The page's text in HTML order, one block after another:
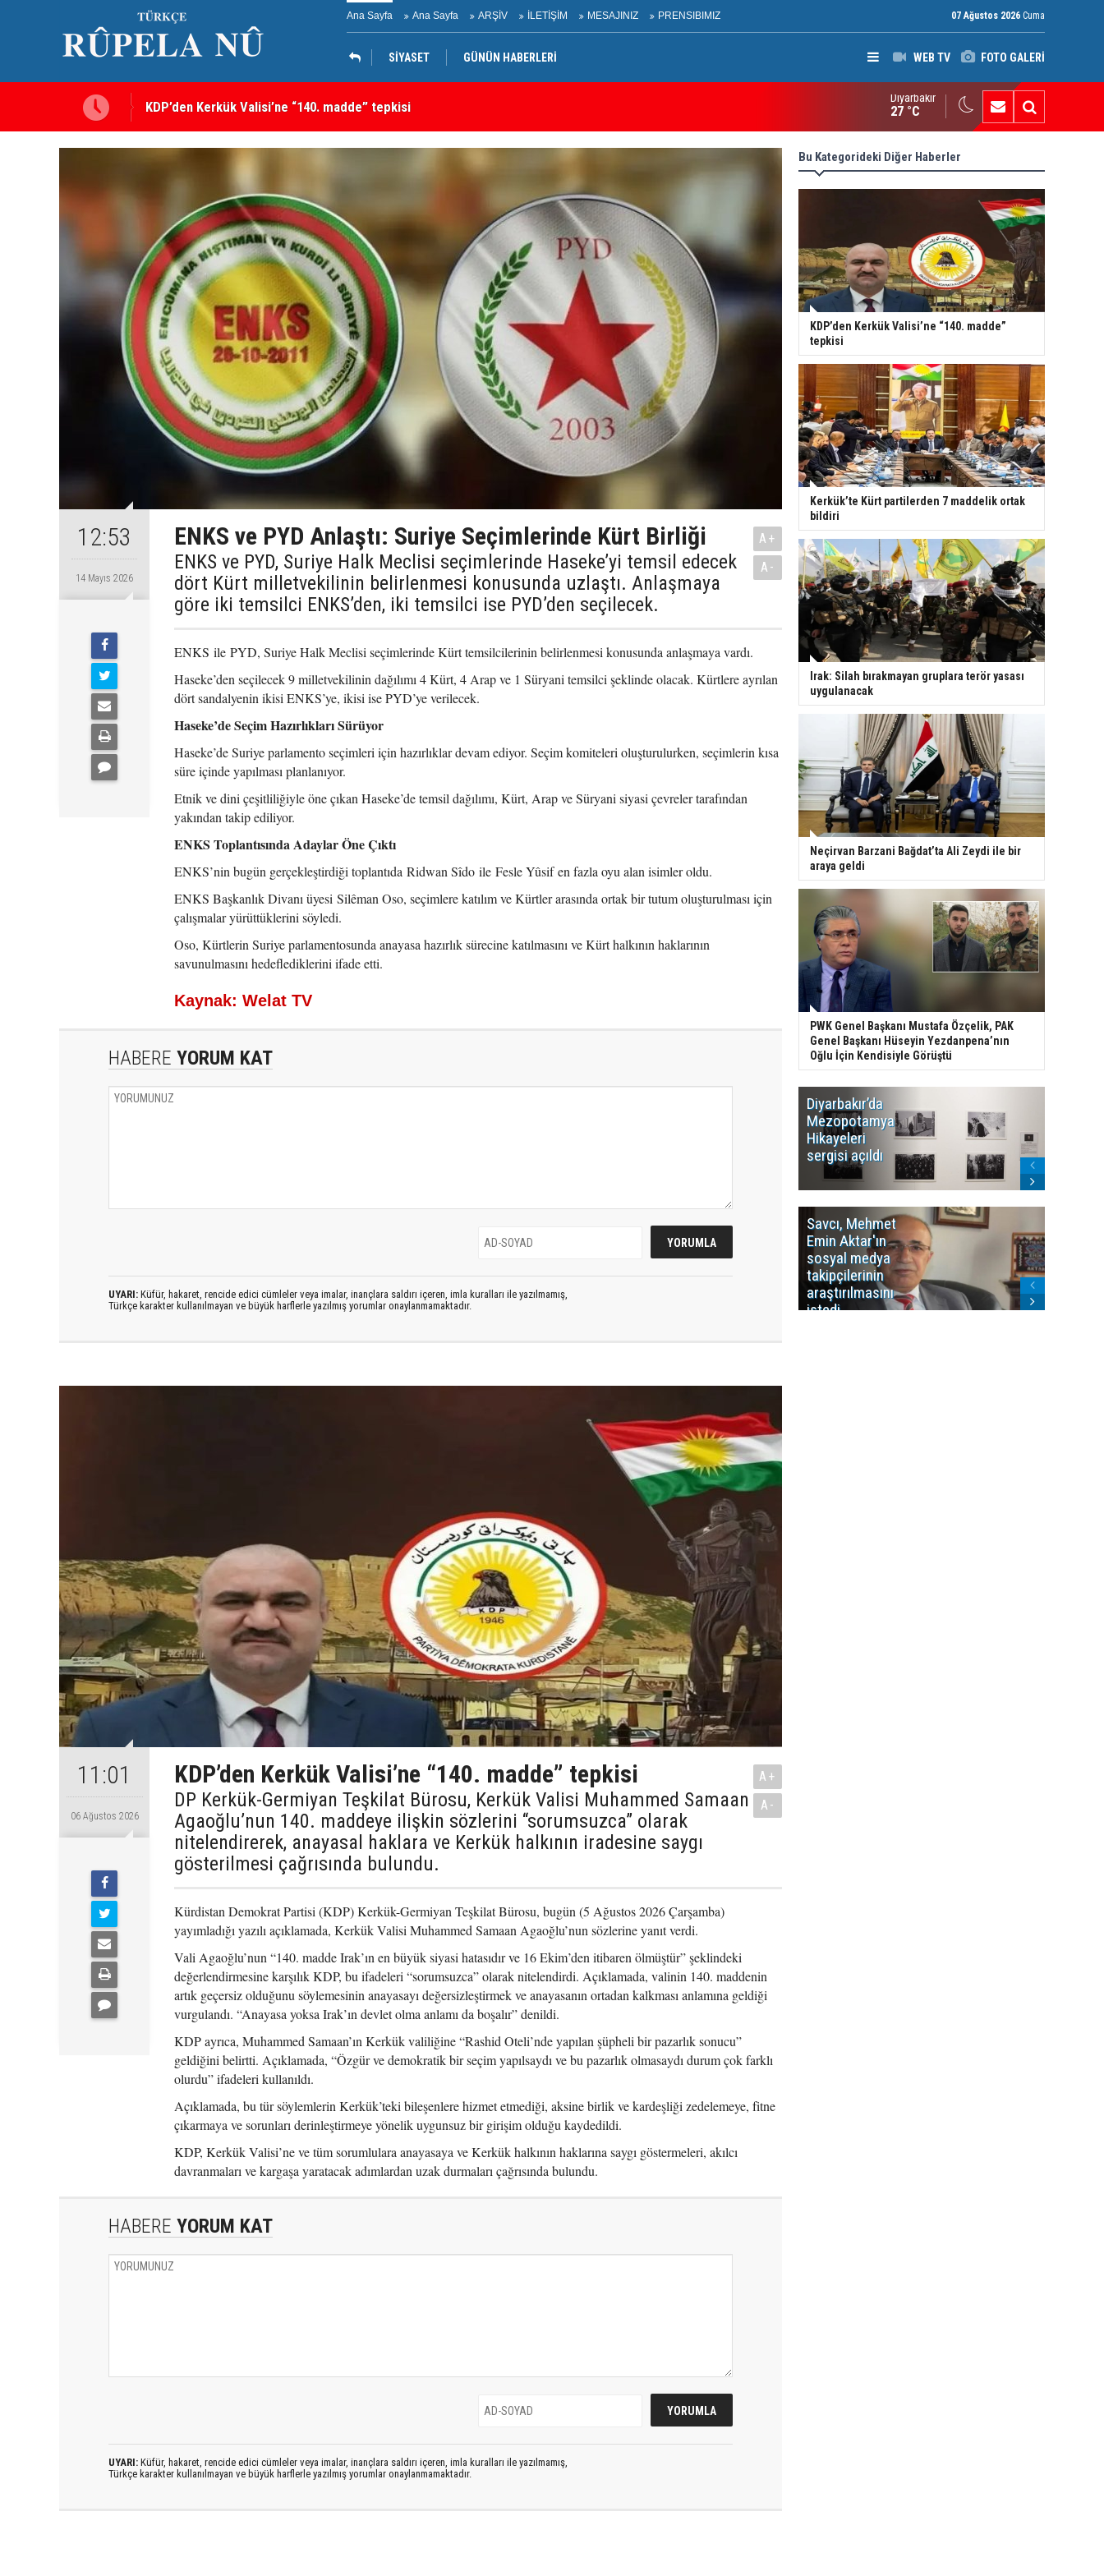
Ana Sayfa Ana Sayfa ARŞİV İLETİŞİM MESAJINIZ PRENSIBIMIZ 07 Ağustos 2026 Cuma
WEB TV FOTO GALERİ
SİYASET GÜNÜN HABERLERİ
KDP’den Kerkük Valisi’ne “140. madde” tepkisi
Kerkük’te Kürt partilerden 7 maddelik ortak bildiri
Irak: Silah bırakmayan gruplara terör yasası uygulanacak
Diyarbakır
27 °C
12:53
14 Mayıs 2026
ENKS ve PYD Anlaştı: Suriye Seçimlerinde Kürt Birliği
ENKS ve PYD, Suriye Halk Meclisi seçimlerinde Haseke’yi temsil edecek
dört Kürt milletvekilinin belirlenmesi konusunda uzlaştı. Anlaşmaya
göre iki temsilci ENKS’den, iki temsilci ise PYD’den seçilecek.
A+
A-
ENKS ile PYD, Suriye Halk Meclisi seçimlerinde Kürt temsilcilerinin belirlenmesi konusunda anlaşmaya vardı.
Haseke’den seçilecek 9 milletvekilinin dağılımı 4 Kürt, 4 Arap ve 1 Süryani temsilci şeklinde olacak. Kürtlere ayrılan
dört sandalyenin ikisi ENKS’ye, ikisi ise PYD’ye verilecek.
Haseke’de Seçim Hazırlıkları Sürüyor
Haseke’de Suriye parlamento seçimleri için hazırlıklar devam ediyor. Seçim komiteleri oluşturulurken, seçimlerin kısa
süre içinde yapılması planlanıyor.
Etnik ve dini çeşitliliğiyle öne çıkan Haseke’de temsil dağılımı, Kürt, Arap ve Süryani siyasi çevreler tarafından
yakından takip ediliyor.
ENKS Toplantısında Adaylar Öne Çıktı
ENKS’nin bugün gerçekleştirdiği toplantıda Ridwan Sîdo ile Fesle Yûsif en fazla oyu alan isimler oldu.
ENKS Başkanlık Divanı üyesi Silêman Oso, seçimlere katılım ve Kürtler arasında ortak bir tutum oluşturulması için
çalışmalar yürüttüklerini söyledi.
Oso, Kürtlerin Suriye parlamentosunda anayasa hazırlık sürecine katılmasını ve Kürt halkının haklarının
savunulmasını hedeflediklerini ifade etti.
Kaynak: Welat TV
HABERE YORUM KAT
UYARI: Küfür, hakaret, rencide edici cümleler veya imalar, inançlara saldırı içeren, imla kuralları ile yazılmamış,
Türkçe karakter kullanılmayan ve büyük harflerle yazılmış yorumlar onaylanmamaktadır.
11:01
06 Ağustos 2026
KDP’den Kerkük Valisi’ne “140. madde” tepkisi
DP Kerkük-Germiyan Teşkilat Bürosu, Kerkük Valisi Muhammed Samaan
Agaoğlu’nun 140. maddeye ilişkin sözlerini “sorumsuzca” olarak
nitelendirerek, anayasal haklara ve Kerkük halkının iradesine saygı
gösterilmesi çağrısında bulundu.
A+
A-
Kürdistan Demokrat Partisi (KDP) Kerkük-Germiyan Teşkilat Bürosu, bugün (5 Ağustos 2026 Çarşamba)
yayımladığı yazılı açıklamada, Kerkük Valisi Muhammed Samaan Agaoğlu’nun sözlerine yanıt verdi.
Vali Agaoğlu’nun “140. madde Irak’ın en büyük siyasi hatasıdır ve 16 Ekim’den itibaren ölmüştür” şeklindeki
değerlendirmesine karşılık KDP, bu ifadeleri “sorumsuzca” olarak nitelendirdi. Açıklamada, valinin 140. maddenin
artık geçersiz olduğunu söylemesinin anayasayı değersizleştirmek ve anayasanın ortadan kalkması anlamına geldiği
vurgulandı. “Anayasa yoksa Irak’ın devlet olma anlamı da boşalır” denildi.
KDP ayrıca, Muhammed Samaan’ın Kerkük valiliğine “Rashid Oteli’nde yapılan şüpheli bir pazarlık sonucu”
geldiğini belirtti. Açıklamada, “Özgür ve demokratik bir seçim yapılsaydı ve bu pazarlık olmasaydı durum çok farklı
olurdu” ifadeleri kullanıldı.
Açıklamada, bu tür söylemlerin Kerkük’teki bileşenlere hizmet etmediği, aksine birlik ve kardeşliği zedelemeye, fitne
çıkarmaya ve sorunları derinleştirmeye yönelik uygunsuz bir girişim olduğu kaydedildi.
KDP, Kerkük Valisi’ne ve tüm sorumlulara anayasaya ve Kerkük halkının haklarına saygı göstermeleri, akılcı
davranmaları ve kargaşa yaratacak adımlardan uzak durmaları çağrısında bulundu.
HABERE YORUM KAT
UYARI: Küfür, hakaret, rencide edici cümleler veya imalar, inançlara saldırı içeren, imla kuralları ile yazılmamış,
Türkçe karakter kullanılmayan ve büyük harflerle yazılmış yorumlar onaylanmamaktadır.
Bu Kategorideki Diğer Haberler
KDP’den Kerkük Valisi’ne “140. madde”
tepkisi
Kerkük’te Kürt partilerden 7 maddelik ortak
bildiri
Irak: Silah bırakmayan gruplara terör yasası
uygulanacak
Neçirvan Barzani Bağdat’ta Ali Zeydi ile bir
araya geldi
PWK Genel Başkanı Mustafa Özçelik, PAK
Genel Başkanı Hüseyin Yezdanpena’nın
Oğlu İçin Kendisiyle Görüştü
Diyarbakır’da
Mezopotamya
Hikayeleri
sergisi açıldı
Savcı, Mehmet
Emin Aktar'ın
sosyal medya
takipçilerinin
araştırılmasını
istedi